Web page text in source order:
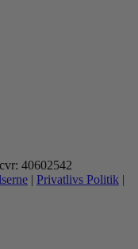
40602542
| Privatlivs Politik |